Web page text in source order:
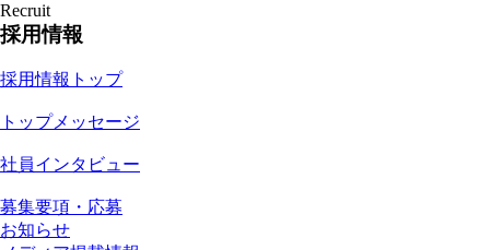
Recruit
採用情報
採用情報トップ
トップメッセージ
社員インタビュー
募集要項・応募
お知らせ